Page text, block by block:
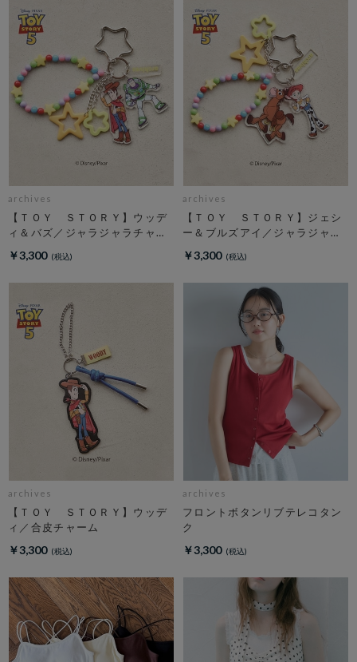
archives
【ＴＯＹ ＳＴＯＲＹ】ウッデ
ィ＆バズ／ジャラジャラチャー
￥3,300
archives
【ＴＯＹ ＳＴＯＲＹ】ジェシ
ー＆ブルズアイ／ジャラジャラ
￥3,300
archives
【ＴＯＹ ＳＴＯＲＹ】ウッデ
ィ／合皮チャーム
￥3,300
archives
フロントボタンリブテレコタン
ク
￥3,300